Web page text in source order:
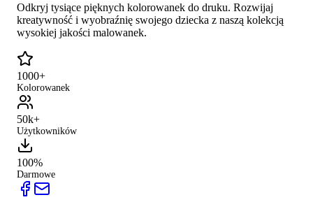
Odkryj tysiące pięknych kolorowanek do druku. Rozwijaj
kreatywność i wyobraźnię swojego dziecka z naszą kolekcją
wysokiej jakości malowanek.
1000+
Kolorowanek
50k+
Użytkowników
100%
Darmowe